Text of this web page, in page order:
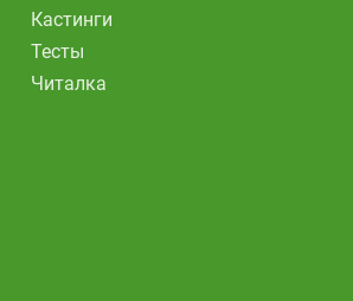
Кастинги
Тесты
Читалка